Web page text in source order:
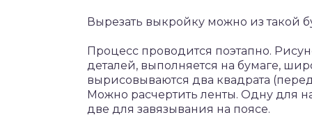
Вырезать выкройку можно из такой
Процесс проводится поэтапно.
деталей, выполняется на бумаге,
вырисовываются два квадрата
Можно расчертить ленты. Одну для
две для завязывания на поясе.